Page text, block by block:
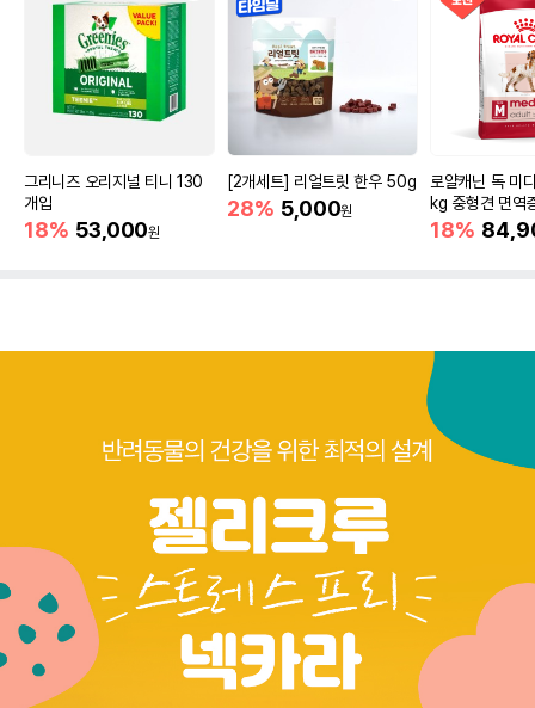
그리니즈 오리지널 티니 130
개입
18% 53,000원
[2개세트] 리얼트릿 한우 50g
28% 5,000원
로얄캐닌 독 미
kg 중형견 면역
18%